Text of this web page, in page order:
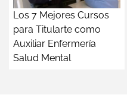
Los 7 Mejores Cursos
para Titularte como
Auxiliar Enfermería
Salud Mental